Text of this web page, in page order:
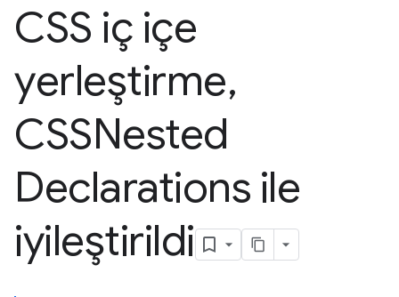
CSS iç içe
yerleştirme,
CSSNested
Declarations ile
iyileştirildi